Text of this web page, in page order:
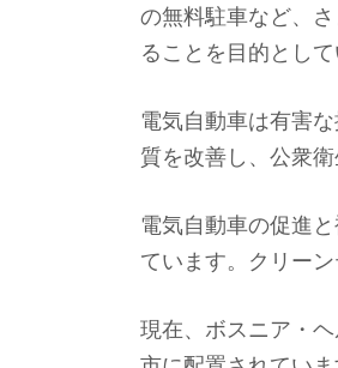
の無料駐車など、
ることを目的として
電気自動車は有害
質を改善し、公衆
電気自動車の促進
ています。クリー
現在、ボスニア・